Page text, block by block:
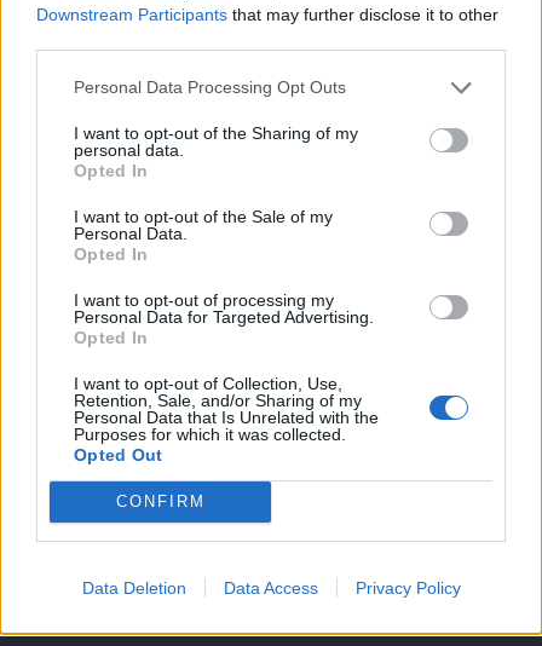
Downstream Participants that may further disclose it to other
Personal Data Processing Opt Outs
I want to opt-out of the Sharing of my
personal data.
Opted In
I want to opt-out of the Sale of my
Personal Data.
Opted In
I want to opt-out of processing my
Personal Data for Targeted Advertising.
Opted In
I want to opt-out of Collection, Use,
Retention, Sale, and/or Sharing of my
Personal Data that Is Unrelated with the
Purposes for which it was collected.
Opted Out
CONFIRM
Data Deletion Data Access Privacy Policy
mellett a további oktatási támogatásokat...
KEDVES OLVASÓNK!
A keresett cikk a portfolio.hu hírarchívumához
tartozik, melynek olvasása előfizetéses
Az előfizetés a következőket tartalmazza:
Portfolio.hu teljes cikkarchívum
Kötéslisták: BÉT elmúlt 2 év napon belüli
kötéslistái
Előfizetés
MÁR ELŐFIZETŐNK VAGY?BEJELENTKEZÉS